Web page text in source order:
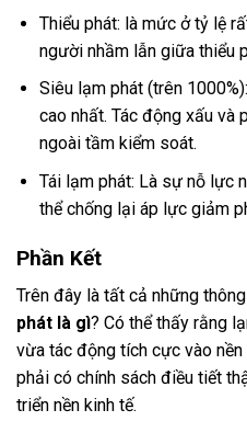
Thiểu phát: là mức ở tỷ lệ
người nhầm lẫn giữa thiểu
Siêu lạm phát (trên
cao nhất. Tác động xấu và
ngoài tầm kiểm soát.
Tái lạm phát: Là sự nỗ lực
thể chống lại áp lực giảm
Phần Kết
Trên đây là tất cả những
phát là gì? Có thể thấy rằng
vừa tác động tích cực vào
phải có chính sách điều tiết
triển nền kinh tế.